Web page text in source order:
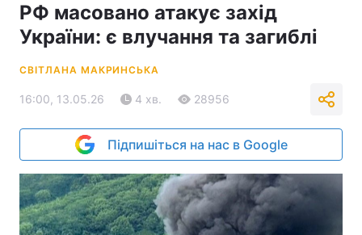
РФ масовано атакує захід
України: є влучання та загиблі
СВІТЛАНА МАКРИНСЬКА
16:00, 13.05.26 4 хв. 28956
Підпишіться на нас в Google